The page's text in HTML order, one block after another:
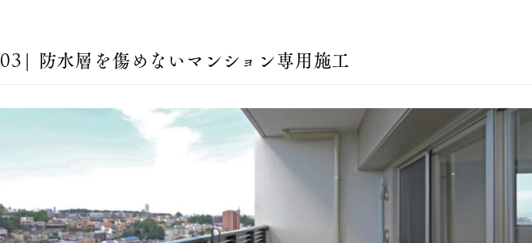
03| 防水層を傷めないマンション専用施工